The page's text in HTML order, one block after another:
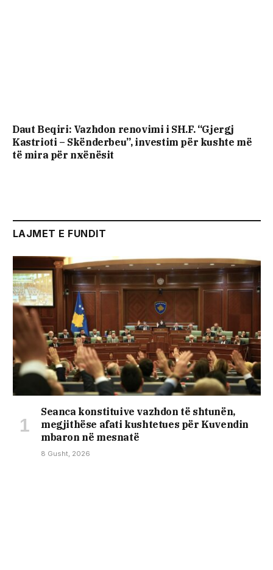
Daut Beqiri: Vazhdon renovimi i SH.F. “Gjergj
Kastrioti – Skënderbeu”, investim për kushte më
të mira për nxënësit
LAJMET E FUNDIT
Seanca konstituive vazhdon të shtunën,
megjithëse afati kushtetues për Kuvendin
mbaron në mesnatë
8 Gusht, 2026